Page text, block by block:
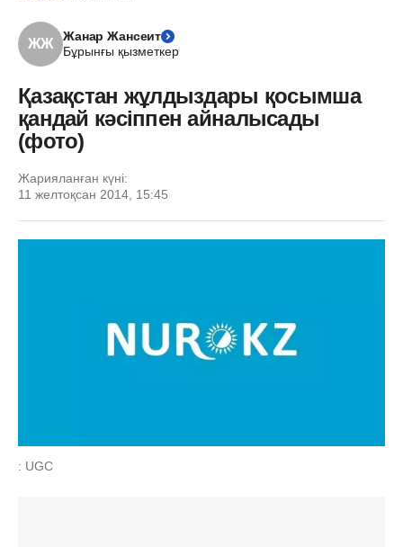
ЖЖ
Жанар Жансеит
Бұрынғы қызметкер
Қазақстан жұлдыздары қосымша
қандай кәсіппен айналысады
(фото)
Жарияланған күні:
11 желтоқсан 2014, 15:45
: UGC